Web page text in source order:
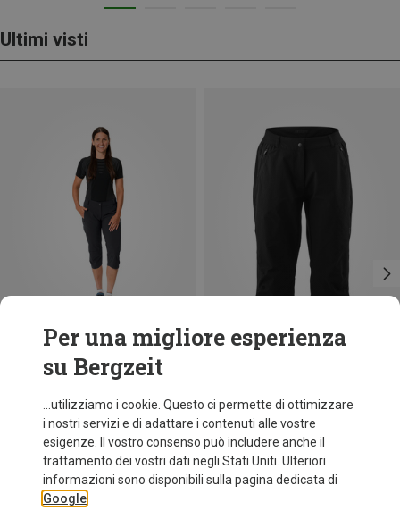
Ultimi visti
Risparmi 38%
Per una migliore esperienza
su Bergzeit
...utilizziamo i cookie. Questo ci permette di ottimizzare
i nostri servizi e di adattare i contenuti alle vostre
esigenze. Il vostro consenso può includere anche il
trattamento dei vostri dati negli Stati Uniti. Ulteriori
informazioni sono disponibili sulla pagina dedicata di
Google